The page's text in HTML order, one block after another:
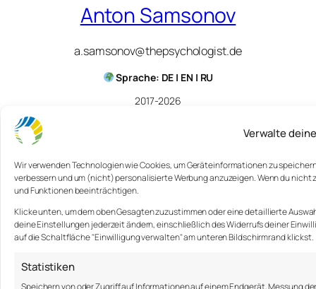
Verwalte
Wir verwenden Technologien wie Cookies, um Geräteinformationen zu
verbessern und um (nicht) personalisierte Werbung anzuzeigen. Wenn du
und Funktionen beeinträchtigen.
Klicke unten, um dem oben Gesagten zuzustimmen oder eine detaillierte
deine Einstellungen jederzeit ändern, einschließlich des Widerrufs deiner
auf die Schaltfläche "Einwilligung verwalten" am unteren Bildschirmrand klickst.
Statistiken
Speichern von oder Zugriff auf Informationen auf einem Endgerät, Messung
Anton Samsonov
a.samsonov@thepsychologist.de
Sprache: DE | EN | RU
2017-2026
Über mich
Blog
Impressum